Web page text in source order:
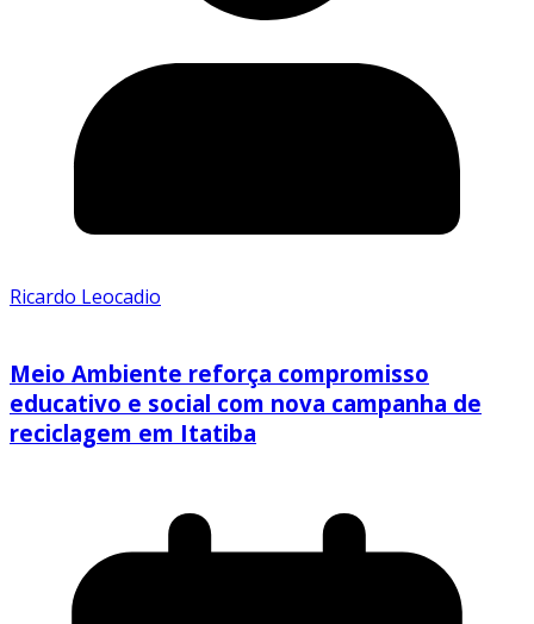
Ricardo Leocadio
Meio Ambiente reforça compromisso
educativo e social com nova campanha de
reciclagem em Itatiba